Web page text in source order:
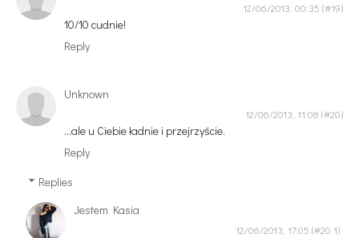
12/06/2013, 00:35
10/10 cudnie!
Reply
Unknown
12/06/2013, 11:08
...ale u Ciebie ładnie i przejrzyście.
Reply
Replies
Jestem Kasia
12/06/2013, 17:05